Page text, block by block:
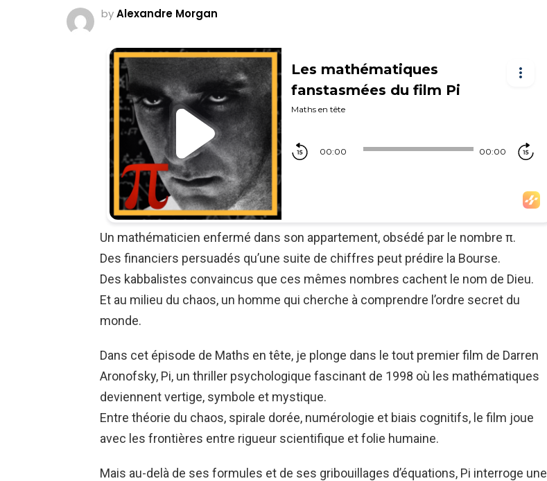
byAlexandre Morgan
Un mathématicien enfermé dans son appartement, obsédé par le nombre π.
Des financiers persuadés qu’une suite de chiffres peut prédire la Bourse.
Des kabbalistes convaincus que ces mêmes nombres cachent le nom de Dieu.
Et au milieu du chaos, un homme qui cherche à comprendre l’ordre secret du
monde.
Dans cet épisode de Maths en tête, je plonge dans le tout premier film de Darren
Aronofsky, Pi, un thriller psychologique fascinant de 1998 où les mathématiques
deviennent vertige, symbole et mystique.
Entre théorie du chaos, spirale dorée, numérologie et biais cognitifs, le film joue
avec les frontières entre rigueur scientifique et folie humaine.
Mais au-delà de ses formules et de ses gribouillages d’équations, Pi interroge une